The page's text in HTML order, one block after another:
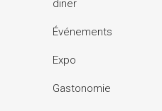
diner
Événements
Expo
Gastonomie